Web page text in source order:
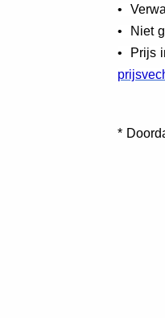
•
• Niet
• Prijs
*